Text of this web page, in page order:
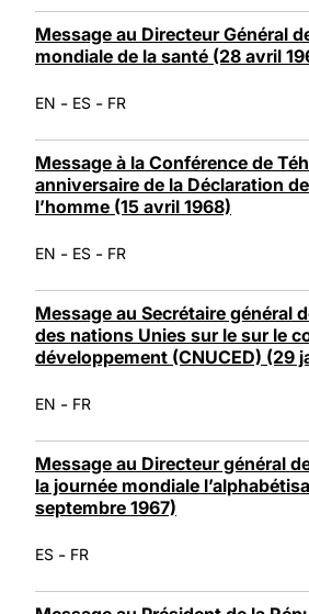
Message au Directeur Général
mondiale de la santé (28 avril
EN - ES - FR
Message à la Conférence de
anniversaire de la Déclaration
l’homme (15 avril 1968)
EN - ES - FR
Message au Secrétaire général
des nations Unies sur le sur le
développement (CNUCED) (29
EN - FR
Message au Directeur général
la journée mondiale
septembre 1967)
ES - FR